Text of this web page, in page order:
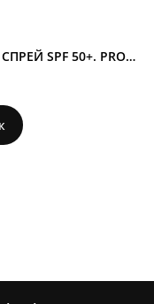
ЗВОЛОЖУЮЧИЙ СОНЦЕЗАХИСНИЙ СПРЕЙ SPF 50+. PROTECTIVE MIST SPF 50+ 114